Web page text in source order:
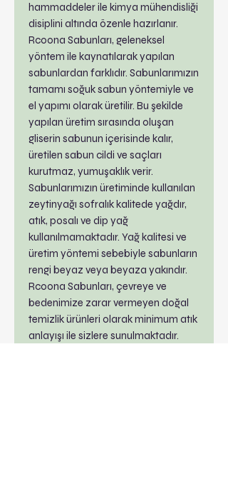
hammaddeler ile kimya mühendisliği
disiplini altında özenle hazırlanır.
Rcoona Sabunları, geleneksel
yöntem ile kaynatılarak yapılan
sabunlardan farklıdır. Sabunlarımızın
tamamı soğuk sabun yöntemiyle ve
el yapımı olarak üretilir. Bu şekilde
yapılan üretim sırasında oluşan
gliserin sabunun içerisinde kalır,
üretilen sabun cildi ve saçları
kurutmaz, yumuşaklık verir.
Sabunlarımızın üretiminde kullanılan
zeytinyağı sofralık kalitede yağdır,
atık, posalı ve dip yağ
kullanılmamaktadır. Yağ kalitesi ve
üretim yöntemi sebebiyle sabunların
rengi beyaz veya beyaza yakındır.
Rcoona Sabunları, çevreye ve
bedenimize zarar vermeyen doğal
temizlik ürünleri olarak minimum atık
anlayışı ile sizlere sunulmaktadır.